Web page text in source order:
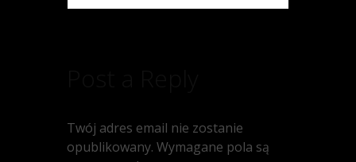
Twój adres email nie zostanie
opublikowany. Wymagane pola są